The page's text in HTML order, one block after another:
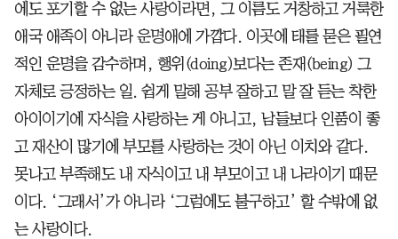
에도 포기할 수 없는 사랑이라면, 그 이름도 거창하고 거룩한
애국 애족이 아니라 운명애에 가깝다. 이곳에 태를 묻은 필연
적인 운명을 감수하며, 행위(doing)보다는 존재(being) 그
자체로 긍정하는 일. 쉽게 말해 공부 잘하고 말 잘 듣는 착한
아이이기에 자식을 사랑하는 게 아니고, 남들보다 인품이 좋
고 재산이 많기에 부모를 사랑하는 것이 아닌 이치와 같다.
못나고 부족해도 내 자식이고 내 부모이고 내 나라이기 때문
이다. ‘그래서’가 아니라 ‘그럼에도 불구하고’ 할 수밖에 없
는 사랑이다.